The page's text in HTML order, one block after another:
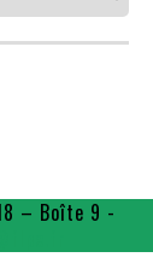
18 – Boîte 9 -